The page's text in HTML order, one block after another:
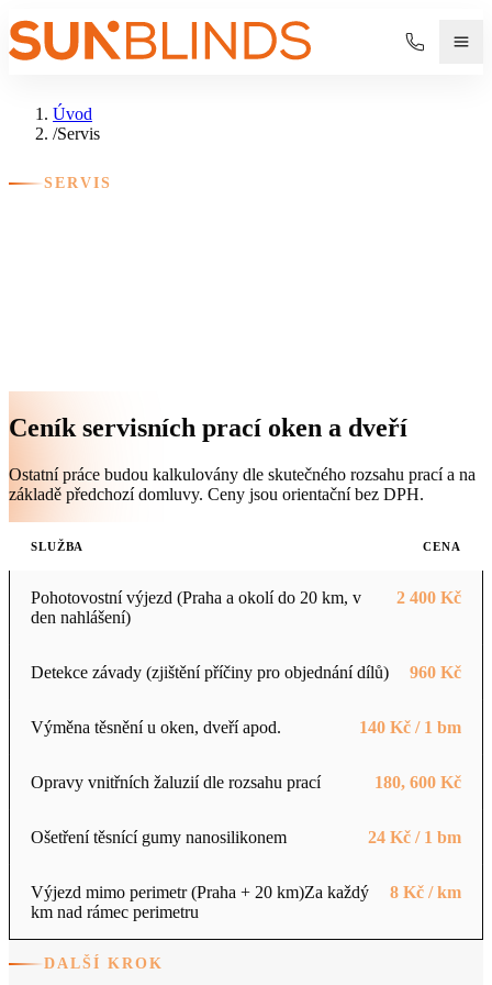
Úvod
/Servis
SERVIS
Ceník servisních prací oken a dveří
Ostatní práce budou kalkulovány dle skutečného rozsahu prací a na
základě předchozí domluvy. Ceny jsou orientační bez DPH.
SLUŽBA CENA
Pohotovostní výjezd (Praha a okolí do 20 km, v
den nahlášení)
2 400 Kč
Detekce závady (zjištění příčiny pro objednání dílů) 960 Kč
Výměna těsnění u oken, dveří apod. 140 Kč / 1 bm
Opravy vnitřních žaluzií dle rozsahu prací 180, 600 Kč
Ošetření těsnící gumy nanosilikonem 24 Kč / 1 bm
Výjezd mimo perimetr (Praha + 20 km)Za každý
km nad rámec perimetru
8 Kč / km
DALŠÍ KROK